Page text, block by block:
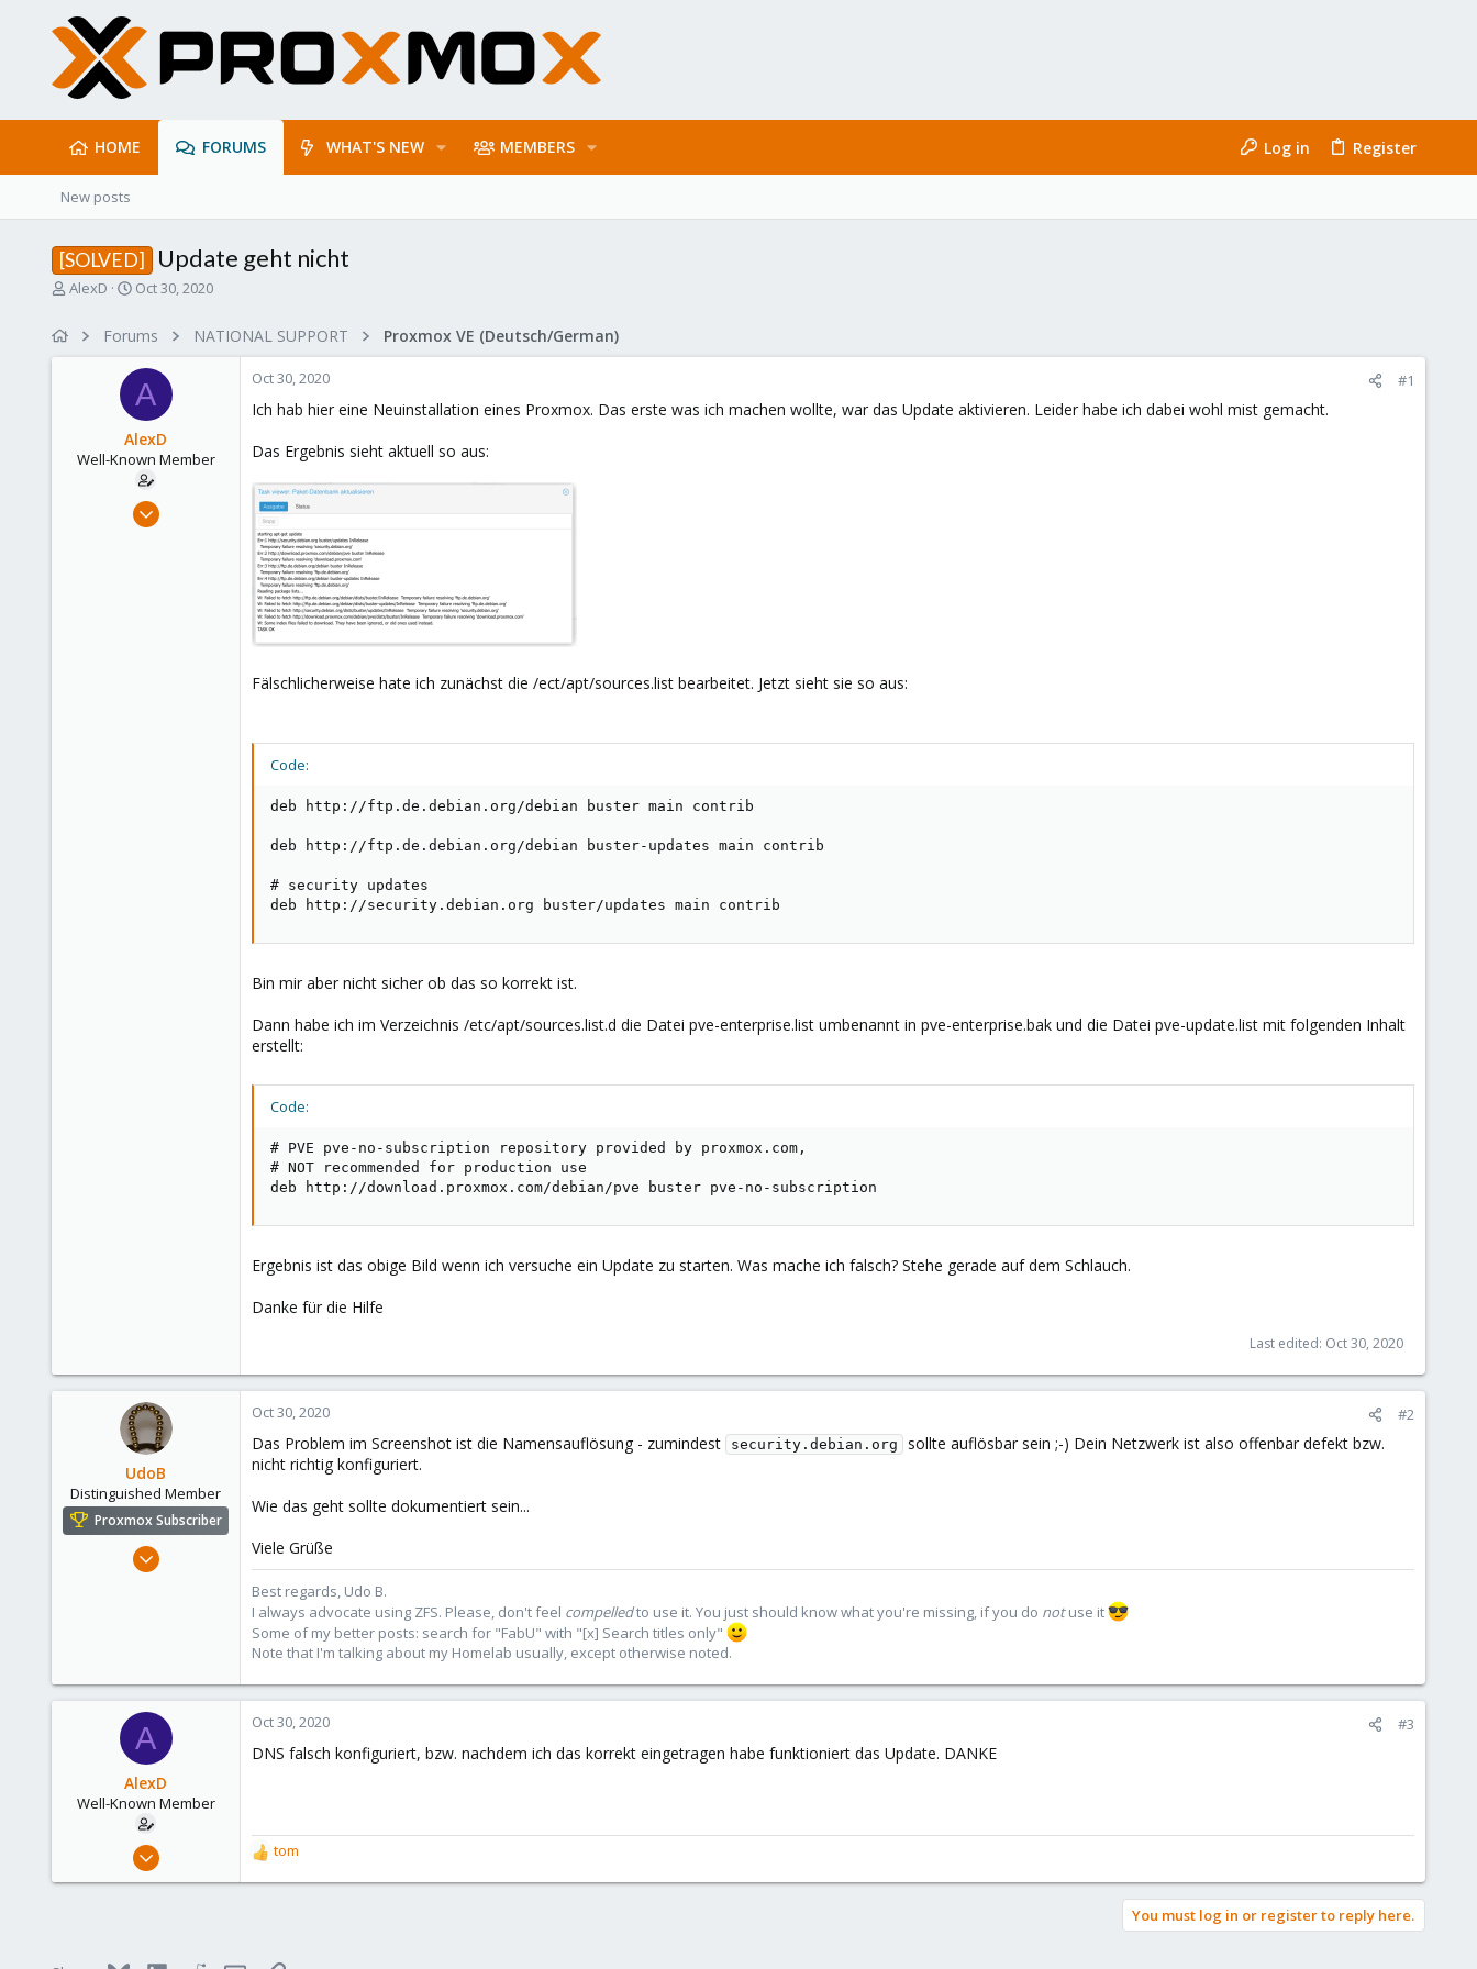
HOME FORUMS WHAT'S NEW MEMBERS Log in Register
New posts
[SOLVED] Update geht nicht
T
AlexD
S
r
t
d
a
t
e
Oct 30, 2020
Forums NATIONAL SUPPORT Proxmox VE (Deutsch/German)
A
AlexD
Well-Known Member
Jan 16, 2020
Oct 30, 2020 #1
Ich hab hier eine Neuinstallation eines Proxmox. Das erste was ich machen wollte, war das Update aktivieren. Leider habe ich dabei wohl mist gemacht.
Das Ergebnis sieht aktuell so aus:
Fälschlicherweise hate ich zunächst die /ect/apt/sources.list bearbeitet. Jetzt sieht sie so aus:
Code:
deb http://ftp.de.debian.org/debian buster main contrib
deb http://ftp.de.debian.org/debian buster-updates main contrib
# security updates
deb http://security.debian.org buster/updates main contrib
Bin mir aber nicht sicher ob das so korrekt ist.
Dann habe ich im Verzeichnis /etc/apt/sources.list.d die Datei pve-enterprise.list umbenannt in pve-enterprise.bak und die Datei pve-update.list mit folgenden Inhalt
erstellt:
Code:
# PVE pve-no-subscription repository provided by proxmox.com,
# NOT recommended for production use
deb http://download.proxmox.com/debian/pve buster pve-no-subscription
Ergebnis ist das obige Bild wenn ich versuche ein Update zu starten. Was mache ich falsch? Stehe gerade auf dem Schlauch.
Danke für die Hilfe
Last edited: Oct 30, 2020
UdoB
Distinguished Member
Proxmox Subscriber
Nov 1, 2016
Oct 30, 2020 #2
Das Problem im Screenshot ist die Namensauflösung - zumindest security.debian.org
sollte auflösbar sein ;-) Dein Netzwerk ist also offenbar defekt bzw.
nicht richtig konfiguriert.
Wie das geht sollte dokumentiert sein...
Viele Grüße
Best regards, Udo B.
I always advocate using ZFS. Please, don't feel compelledto use it. You just should know what you're missing, if you do notuse it
Some of my better posts: search for "FabU" with "[x] Search titles only"
Note that I'm talking about my Homelab usually, except otherwise noted.
A
AlexD
Well-Known Member
Jan 16, 2020
Oct 30, 2020 #3
DNS falsch konfiguriert, bzw. nachdem ich das korrekt eingetragen habe funktioniert das Update. DANKE
R
e
tom
You must log in or register to reply here.